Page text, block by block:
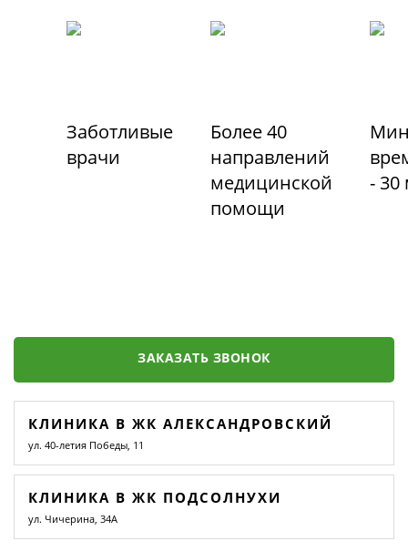
Заботливые
врачи
Более 40
направлений
медицинской
помощи
- 30
ЗАКАЗАТЬ ЗВОНОК
КЛИНИКА В ЖК АЛЕКСАНДРОВСКИЙ
ул. 40-летия Победы, 11
КЛИНИКА В ЖК ПОДСОЛНУХИ
ул. Чичерина, 34А